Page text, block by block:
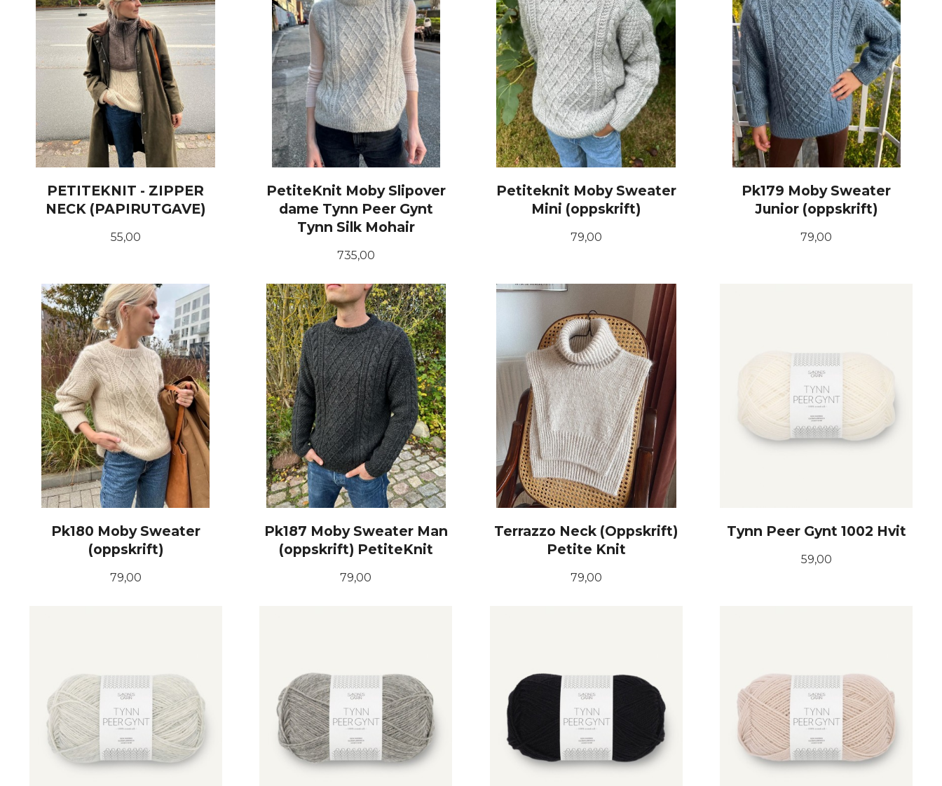
PETITEKNIT - ZIPPER
NECK (PAPIRUTGAVE)
Pris
55,00
KJØP
PetiteKnit Moby Slipover
dame Tynn Peer Gynt
Tynn Silk Mohair
Pris
735,00
LES MER
Petiteknit Moby Sweater
Mini (oppskrift)
Pris
79,00
Pk179 Moby Sweater
Junior (oppskrift)
Pris
79,00
Pk180 Moby Sweater
(oppskrift)
Pris
79,00
Pk187 Moby Sweater Man
(oppskrift) PetiteKnit
Pris
79,00
Terrazzo Neck (Oppskrift)
Petite Knit
Pris
79,00
Tynn Peer Gynt 1002 Hvit
Pris
59,00